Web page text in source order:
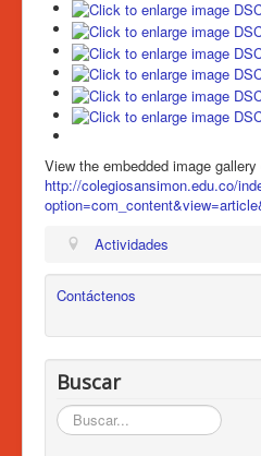
View the embedded image
http://colegiosansimon.edu.co/
Actividades
Contáctenos
Buscar
Buscar...